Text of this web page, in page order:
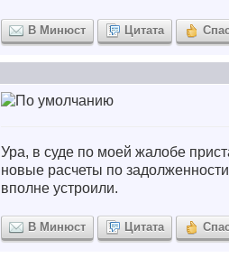
В Минюст Цитата
Ура, в суде по моей жалобе
новые расчеты по
вполне устроили.
В Минюст Цитата